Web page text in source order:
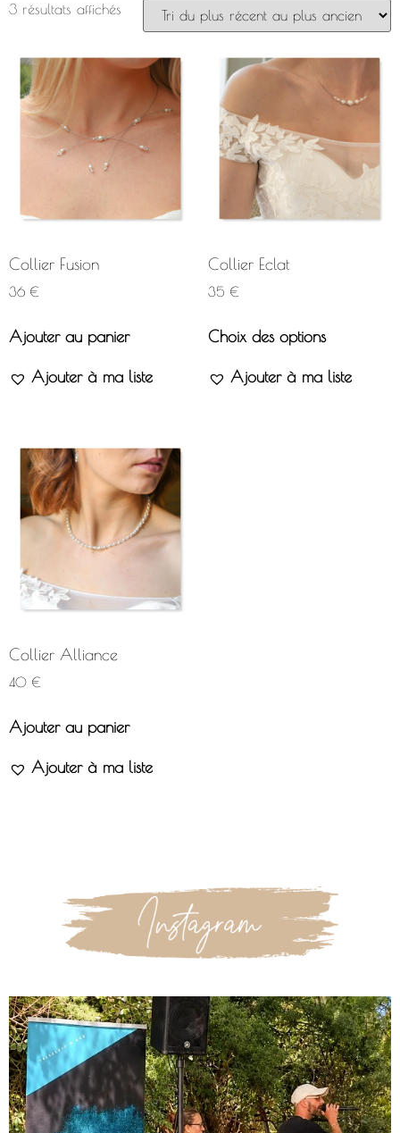
3 résultats affichés
Collier Fusion
36 €
Ajouter au panier
Ajouter à ma liste
Collier Eclat
35 €
Choix des options
Ajouter à ma liste
Collier Alliance
40 €
Ajouter au panier
Ajouter à ma liste